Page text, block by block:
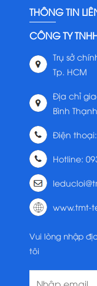
THÔNG TIN
CÔNG TY
Trụ sở
Tp. HCM
Địa chỉ
Bình
Điện thoại:
Hotline:
www.tmt-
Vui lòng nhập
tôi